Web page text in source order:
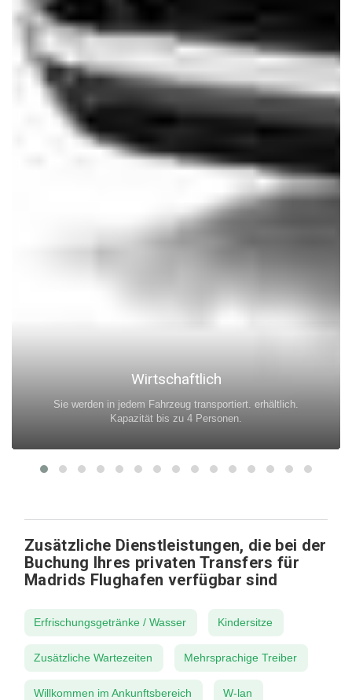
Wirtschaftlich
Sie werden in jedem Fahrzeug transportiert. erhältlich.
Kapazität bis zu 4 Personen.
Zusätzliche Dienstleistungen, die bei der
Buchung Ihres privaten Transfers für
Madrids Flughafen verfügbar sind
Erfrischungsgetränke / Wasser Kindersitze
Zusätzliche Wartezeiten Mehrsprachige Treiber
Willkommen im Ankunftsbereich W-lan